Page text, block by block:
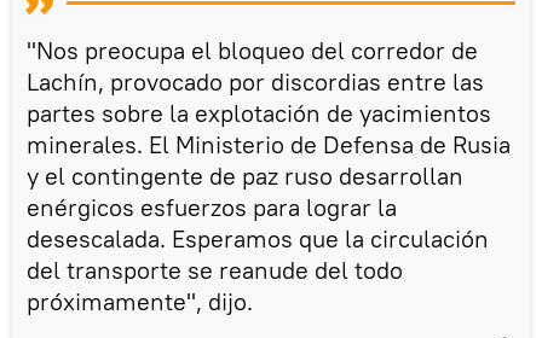
"Nos preocupa el bloqueo del corredor de
Lachín, provocado por discordias entre las
partes sobre la explotación de yacimientos
minerales. El Ministerio de Defensa de Rusia
y el contingente de paz ruso desarrollan
enérgicos esfuerzos para lograr la
desescalada. Esperamos que la circulación
del transporte se reanude del todo
próximamente", dijo.